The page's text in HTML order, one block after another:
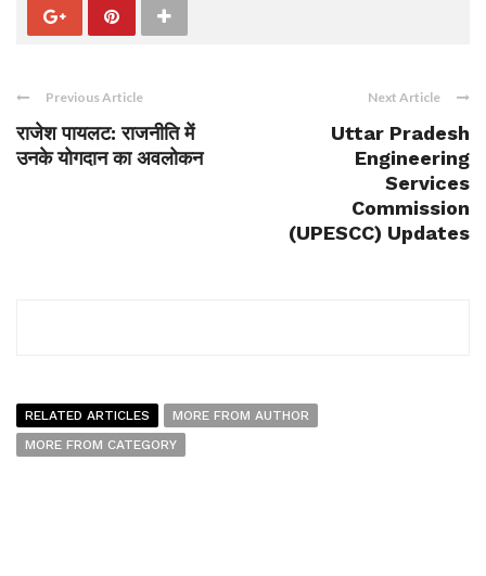
Previous Article
राजेश पायलट: राजनीति में
उनके योगदान का अवलोकन
Next Article
Uttar Pradesh
Engineering
Services
Commission
(UPESCC) Updates
RELATED ARTICLES
MORE FROM AUTHOR
MORE FROM CATEGORY